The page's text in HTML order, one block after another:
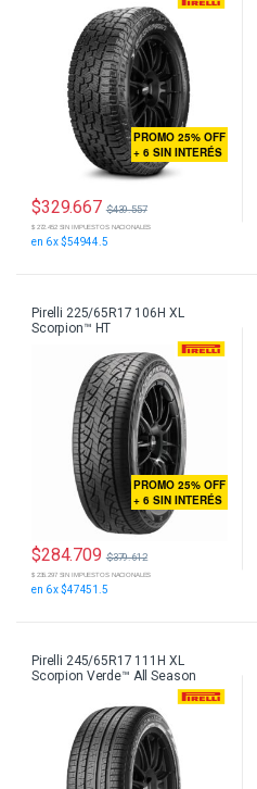
PROMO 25% OFF
+ 6 SIN INTERÉS
$329.667 $439.557
$ 272.452 SIN IMPUESTOS NACIONALES
en 6 x $54944.5
Pirelli 225/65R17 106H XL
Scorpion™ HT
PROMO 25% OFF
+ 6 SIN INTERÉS
$284.709 $379.612
$ 235.297 SIN IMPUESTOS NACIONALES
en 6 x $47451.5
Pirelli 245/65R17 111H XL
Scorpion Verde™ All Season